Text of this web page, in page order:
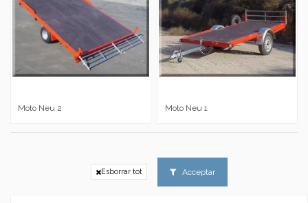
Moto Neu 2 Moto Neu 1
Esborrar tot Acceptar